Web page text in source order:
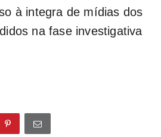
à integra de mídias dos
na fase investigativa